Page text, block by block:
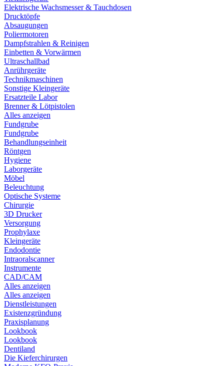
Elektrische Wachsmesser & Tauchdosen
Drucktöpfe
Absaugungen
Poliermotoren
Dampfstrahlen & Reinigen
Einbetten & Vorwärmen
Ultraschallbad
Anrührgeräte
Technikmaschinen
Sonstige Kleingeräte
Ersatzteile Labor
Brenner & Lötpistolen
Alles anzeigen
Fundgrube
Fundgrube
Behandlungseinheit
Röntgen
Hygiene
Laborgeräte
Möbel
Beleuchtung
Optische Systeme
Chirurgie
3D Drucker
Versorgung
Prophylaxe
Kleingeräte
Endodontie
Intraoralscanner
Instrumente
CAD/CAM
Alles anzeigen
Alles anzeigen
Dienstleistungen
Existenzgründung
Praxisplanung
Lookbook
Lookbook
Dentiland
Die Kieferchirurgen